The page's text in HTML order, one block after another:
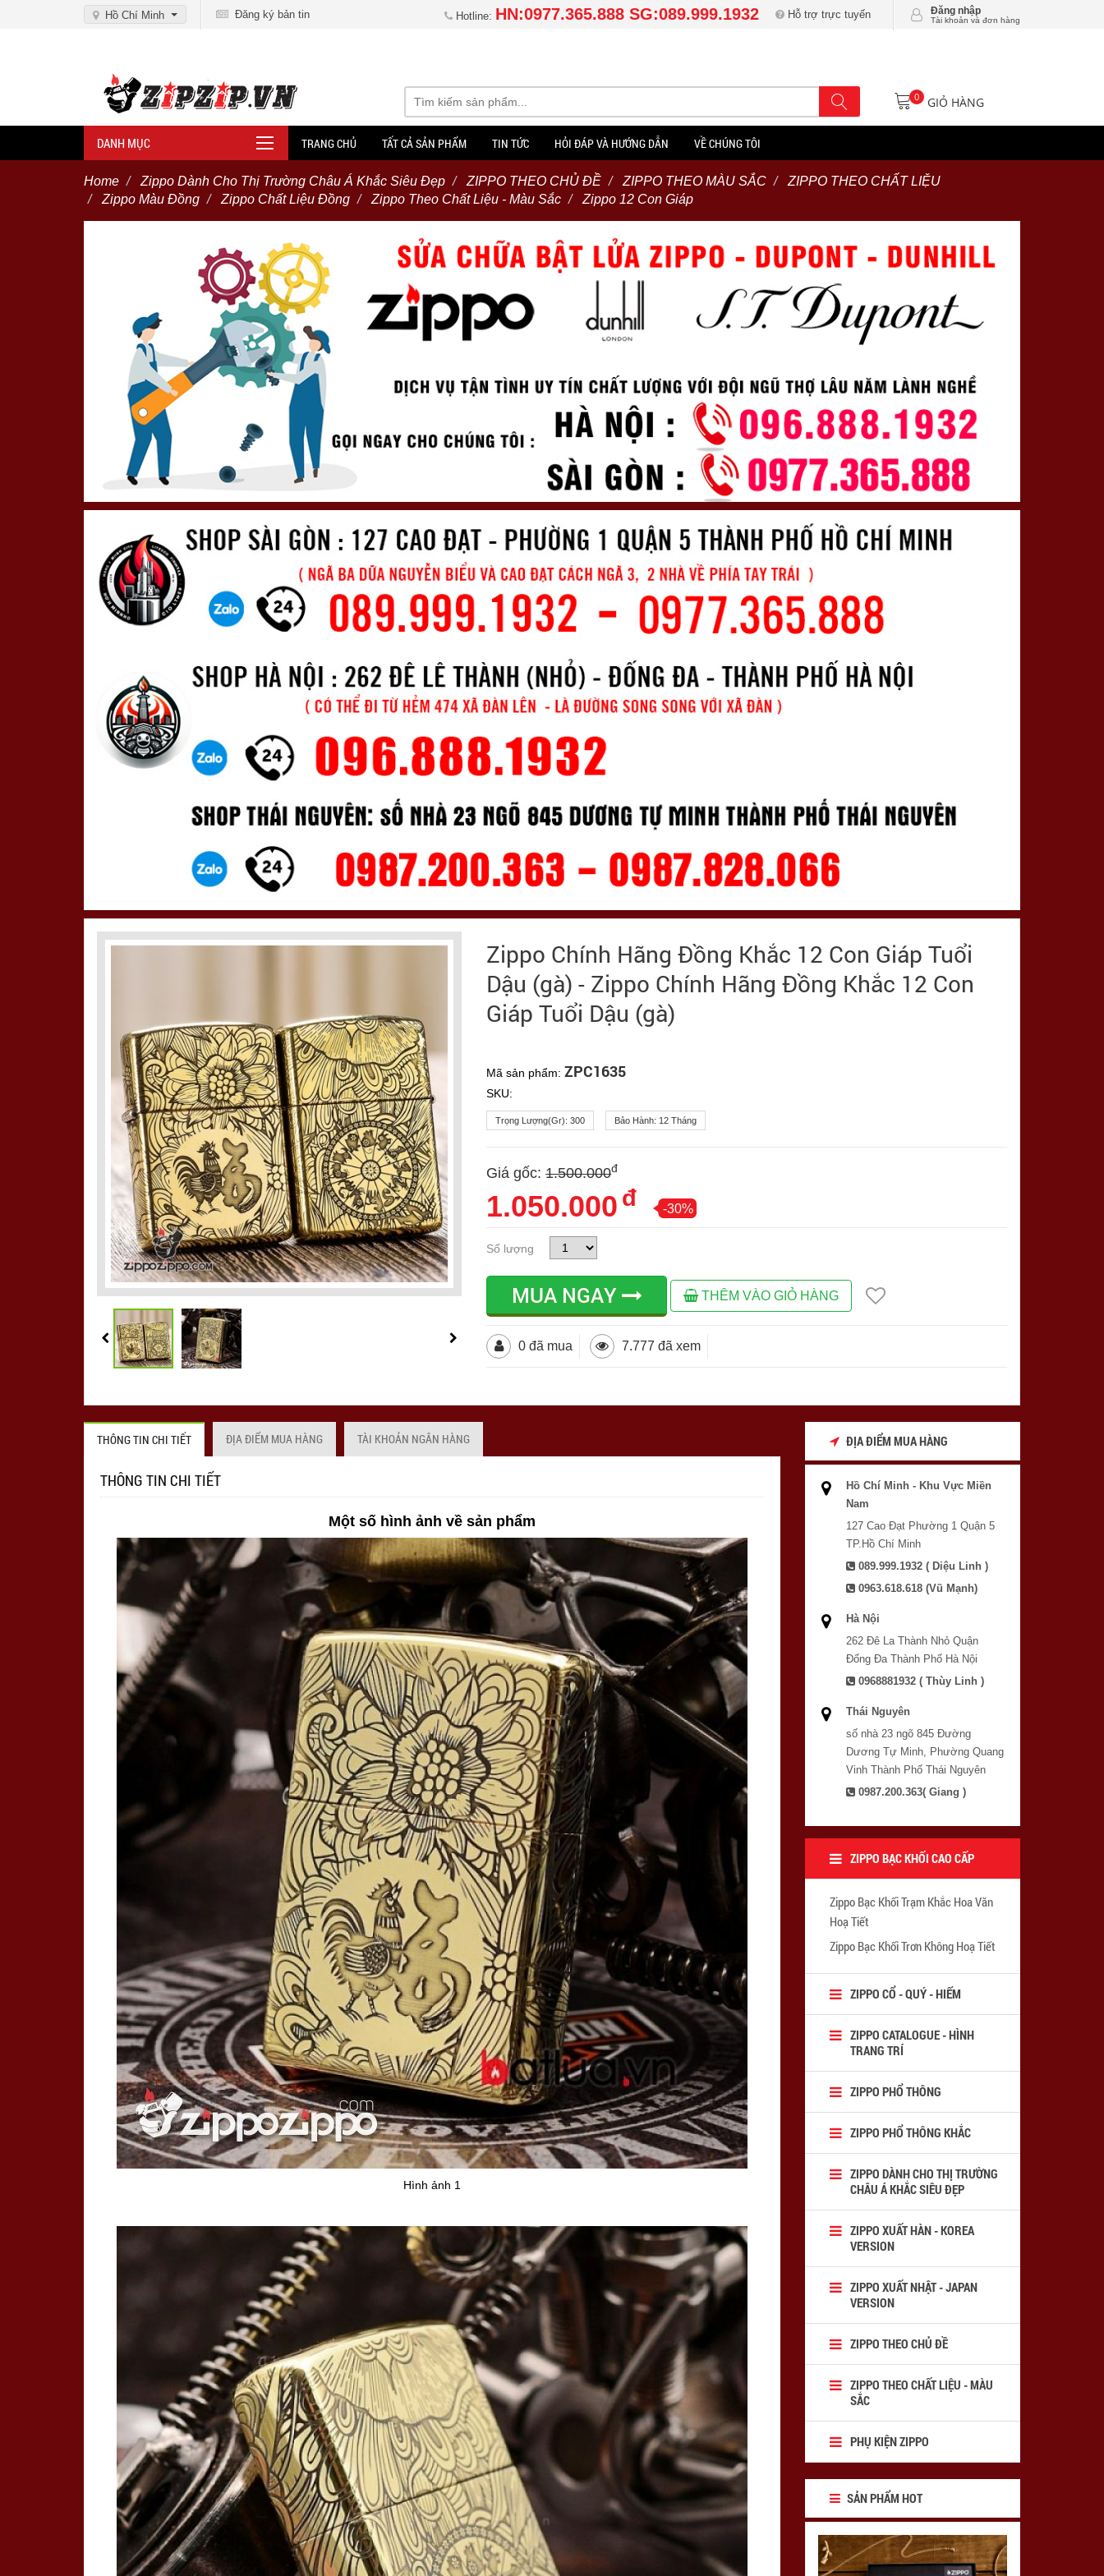
Hồ Chí Minh Đăng ký bản tin Hotline: HN:0977.365.888 SG:089.999.1932 Hỗ trợ trực tuyến Đăng nhập
Tài khoản và đơn hàng
0 GIỎ HÀNG
DANH MỤC TRANG CHỦ TẤT CẢ SẢN PHẨM TIN TỨC HỎI ĐÁP VÀ HƯỚNG DẪN VỀ CHÚNG TÔI
Home Zippo Dành Cho Thị Trường Châu Á Khắc Siêu Đẹp ZIPPO THEO CHỦ ĐỀ ZIPPO THEO MÀU SẮC
ZIPPO THEO CHẤT LIỆU
Zippo Màu Đồng
Zippo Chất Liệu Đồng Zippo Theo Chất Liệu - Màu Sắc Zippo 12 Con Giáp
Zippo Chính Hãng Đồng Khắc 12 Con Giáp Tuổi
Dậu (gà) - Zippo Chính Hãng Đồng Khắc 12 Con
Giáp Tuổi Dậu (gà)
Mã sản phẩm:ZPC1635
SKU:
Trọng Lượng(gr):300 Bảo Hành: 12 Tháng
Giá gốc: 1.500.000đ
1.050.000 đ -30%
Số lượng
MUA NGAY THÊM VÀO GIỎ HÀNG
0 đã mua 7.777 đã xem
THÔNG TIN CHI TIẾT ĐỊA ĐIỂM MUA HÀNG TÀI KHOẢN NGÂN HÀNG
THÔNG TIN CHI TIẾT
Một số hình ảnh về sản phẩm
Hình ảnh 1
ĐỊA ĐIỂM MUA HÀNG
Hồ Chí Minh - Khu Vực Miền
Nam
127 Cao Đạt Phường 1 Quận 5
TP.Hồ Chí Minh
089.999.1932 ( Diệu Linh )
0963.618.618 (Vũ Mạnh)
Hà Nội
262 Đê La Thành Nhỏ Quận
Đống Đa Thành Phố Hà Nội
0968881932 ( Thùy Linh )
Thái Nguyên
số nhà 23 ngõ 845 Đường
Dương Tự Minh, Phường Quang
Vinh Thành Phố Thái Nguyên
0987.200.363( Giang )
ZIPPO BẠC KHỐI CAO CẤP
Zippo Bạc Khối Trạm Khắc Hoa Văn
Hoạ Tiết
Zippo Bạc Khối Trơn Không Hoạ Tiết
ZIPPO CỔ - QUÝ - HIẾM
ZIPPO CATALOGUE - HÌNH
TRANG TRÍ
ZIPPO PHỔ THÔNG
ZIPPO PHỔ THÔNG KHẮC
ZIPPO DÀNH CHO THỊ TRƯỜNG
CHÂU Á KHẮC SIÊU ĐẸP
ZIPPO XUẤT HÀN - KOREA
VERSION
ZIPPO XUẤT NHẬT - JAPAN
VERSION
ZIPPO THEO CHỦ ĐỀ
ZIPPO THEO CHẤT LIỆU - MÀU
SẮC
PHỤ KIỆN ZIPPO
SẢN PHẨM HOT